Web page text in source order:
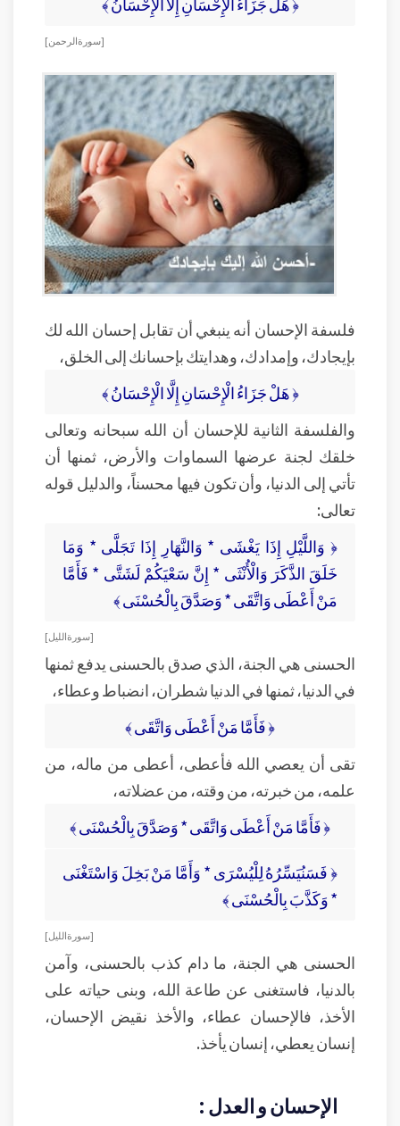
[ سورة الرحمن]
فلسفة الإحسان أنه ينبغي أن تقابل إحسان الله لك
بإيجادك، وإمدادك، وهدايتك بإحسانك إلى الخلق،
﴿ هَلْ جَزَاءُ الْإِحْسَانِ إِلَّا الْإِحْسَانُ ﴾
والفلسفة الثانية للإحسان أن الله سبحانه وتعالى
خلقك لجنة عرضها السماوات والأرض، ثمنها أن
تأتي إلى الدنيا، وأن تكون فيها محسناً، والدليل قوله
تعالى:
﴿ وَاللَّيْلِ إِذَا يَغْشَى * وَالنَّهَارِ إِذَا تَجَلَّى * وَمَا
خَلَقَ الذَّكَرَ وَالْأُنْثَى * إِنَّ سَعْيَكُمْ لَشَتَّى * فَأَمَّا
مَنْ أَعْطَى وَاتَّقَى * وَصَدَّقَ بِالْحُسْنَى ﴾
[ سورة الليل ]
الحسنى هي الجنة، الذي صدق بالحسنى يدفع ثمنها
في الدنيا، ثمنها في الدنيا شطران، انضباط وعطاء،
﴿ فَأَمَّا مَنْ أَعْطَى وَاتَّقَى ﴾
تقى أن يعصي الله فأعطى، أعطى من ماله، من
علمه، من خبرته، من وقته، من عضلاته،
﴿ فَأَمَّا مَنْ أَعْطَى وَاتَّقَى * وَصَدَّقَ بِالْحُسْنَى ﴾
﴿ فَسَنُيَسِّرُهُ لِلْيُسْرَى * وَأَمَّا مَنْ بَخِلَ وَاسْتَغْنَى
* وَكَذَّبَ بِالْحُسْنَى ﴾
[ سورة الليل ]
الحسنى هي الجنة، ما دام كذب بالحسنى، وآمن
بالدنيا، فاستغنى عن طاعة الله، وبنى حياته على
الأخذ، فالإحسان عطاء، والأخذ نقيض الإحسان،
إنسان يعطي، إنسان يأخذ.
الإحسان و العدل :